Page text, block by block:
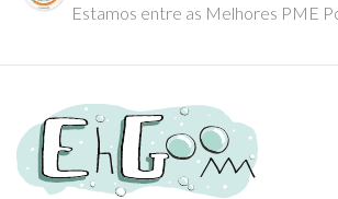
Estamos entre as Melhores PME